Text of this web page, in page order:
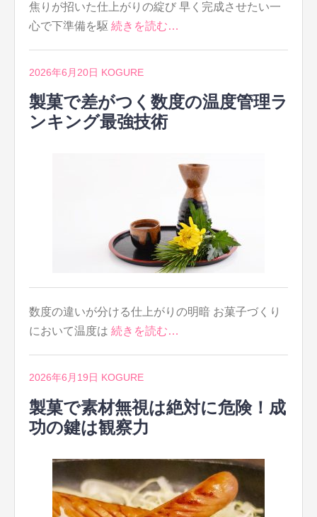
焦りが招いた仕上がりの綻び 早く完成させたい一
心で下準備を駆 続きを読む…
2026年6月20日 KOGURE
製菓で差がつく数度の温度管理ラ
ンキング最強技術
数度の違いが分ける仕上がりの明暗 お菓子づくり
において温度は 続きを読む…
2026年6月19日 KOGURE
製菓で素材無視は絶対に危険！成
功の鍵は観察力